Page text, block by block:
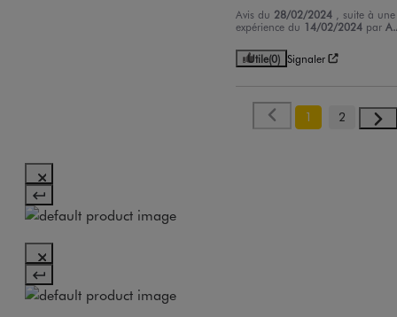
Avis du 28/02/2024 , suite à une
expérience du 14/02/2024 par
Utile(0) Signaler
1 2